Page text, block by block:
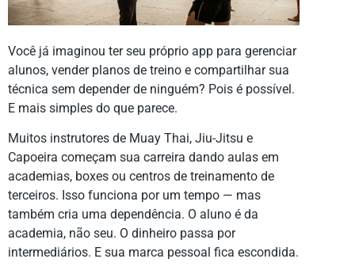
Você já imaginou ter seu próprio app para gerenciar
alunos, vender planos de treino e compartilhar sua
técnica sem depender de ninguém? Pois é possível.
E mais simples do que parece.
Muitos instrutores de Muay Thai, Jiu-Jitsu e
Capoeira começam sua carreira dando aulas em
academias, boxes ou centros de treinamento de
terceiros. Isso funciona por um tempo — mas
também cria uma dependência. O aluno é da
academia, não seu. O dinheiro passa por
intermediários. E sua marca pessoal fica escondida.